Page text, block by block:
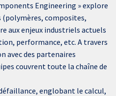
Engineering » explore
(polymères, composites,
aux enjeux industriels actuels
performance, etc. A travers
avec des partenaires
couvrent toute la chaîne de
englobant le calcul,